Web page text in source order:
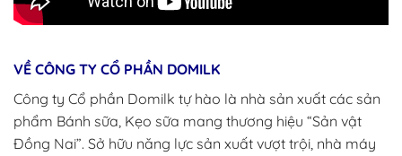
VỀ CÔNG TY CỔ PHẦN DOMILK
Công ty Cổ phần Domilk tự hào là nhà sản xuất các sản
phẩm Bánh sữa, Kẹo sữa mang thương hiệu “Sản vật
Đồng Nai”. Sở hữu năng lực sản xuất vượt trội, nhà máy